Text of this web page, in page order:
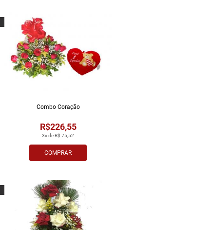
COMPRAR
3x de R$ 75,52
R$226,55
Combo Coração